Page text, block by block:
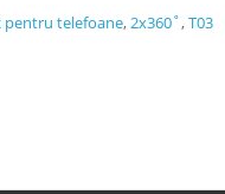
pentru telefoane,2x360˚,T03